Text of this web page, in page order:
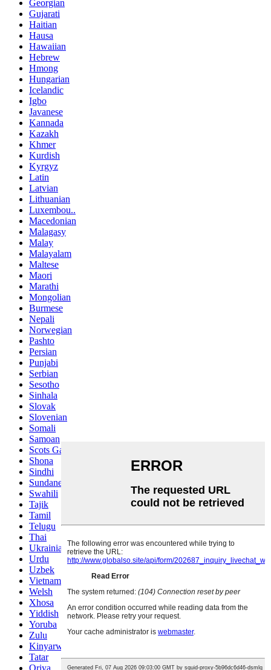
Georgian
Gujarati
Haitian
Hausa
Hawaiian
Hebrew
Hmong
Hungarian
Icelandic
Igbo
Javanese
Kannada
Kazakh
Khmer
Kurdish
Kyrgyz
Latin
Latvian
Lithuanian
Luxembou..
Macedonian
Malagasy
Malay
Malayalam
Maltese
Maori
Marathi
Mongolian
Burmese
Nepali
Norwegian
Pashto
Persian
Punjabi
Serbian
Sesotho
Sinhala
Slovak
Slovenian
Somali
Samoan
Scots Gaelic
Shona
Sindhi
Sundanese
Swahili
Tajik
Tamil
Telugu
Thai
Ukrainian
Urdu
Uzbek
Vietnamese
Welsh
Xhosa
Yiddish
Yoruba
Zulu
Kinyarwanda
Tatar
Oriya